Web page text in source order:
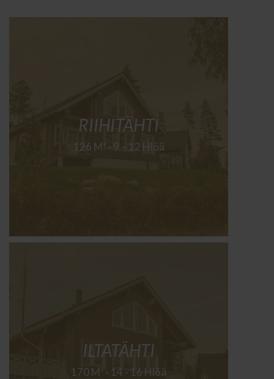
RIIHITÄHTI
126 M² · 9 – 12 Hlöä
ILTATÄHTI
170 M² · 14 - 16 Hlöä